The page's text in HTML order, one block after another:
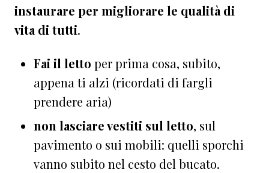
instaurare per migliorare le qualità di
vita di tutti.
Fai il letto per prima cosa, subito,
appena ti alzi (ricordati di fargli
prendere aria)
non lasciare vestiti sul letto, sul
pavimento o sui mobili: quelli sporchi
vanno subito nel cesto del bucato.